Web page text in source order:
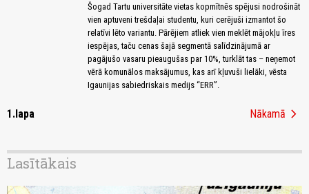
Šogad Tartu universitāte vietas kopmītnēs spējusi nodrošināt
vien aptuveni trešdaļai studentu, kuri cerējuši izmantot šo
relatīvi lēto variantu. Pārējiem atliek vien meklēt mājokļu īres
iespējas, taču cenas šajā segmentā salīdzinājumā ar
pagājušo vasaru pieaugušas par 10%, turklāt tas – neņemot
vērā komunālos maksājumus, kas arī kļuvuši lielāki, vēsta
Igaunijas sabiedriskais medijs “ERR”.
1.lapa Nākamā chevron_right
Lasītākais